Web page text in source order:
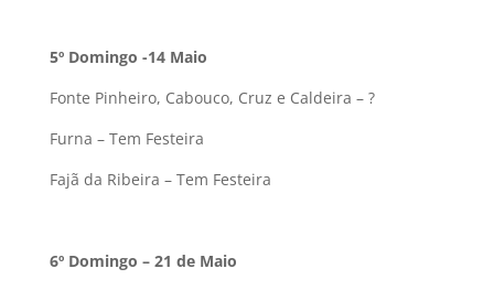
5º Domingo -14 Maio
Fonte Pinheiro, Cabouco, Cruz e Caldeira – ?
Furna – Tem Festeira
Fajã da Ribeira – Tem Festeira
6º Domingo – 21 de Maio